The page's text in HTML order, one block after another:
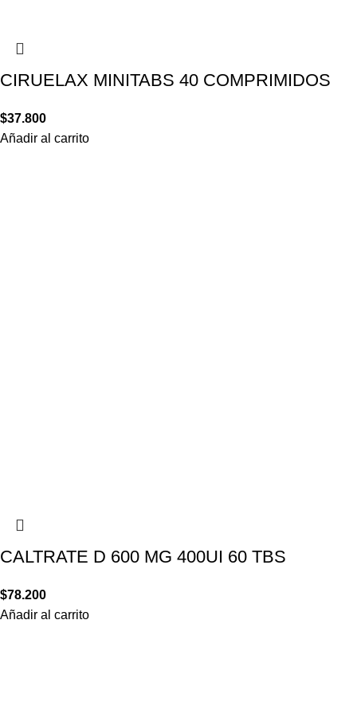
CIRUELAX MINITABS 40 COMPRIMIDOS
$37.800
Añadir al carrito
CALTRATE D 600 MG 400UI 60 TBS
$78.200
Añadir al carrito